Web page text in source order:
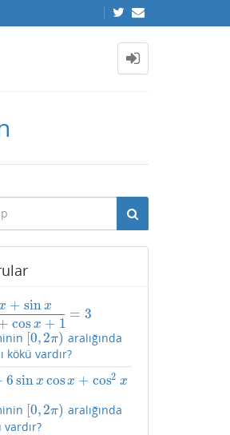
+ sinx
cosx + 1
= 3
xcos2x+cos x+1 =3
[0,2π)
0,2π)
aralığında
kökü vardır?
6sin x cosx + cos2 x
xcosx+cos2x =3
[0,2π)
0,2π)
aralığında
vardır?